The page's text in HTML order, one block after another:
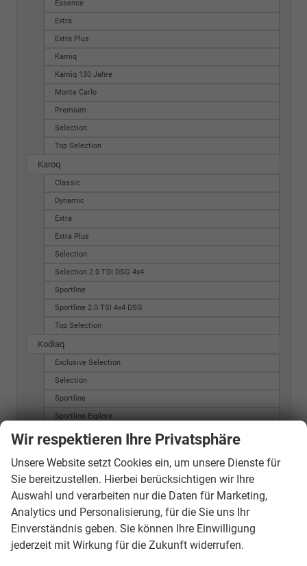
Essence
Extra
Extra Plus
Kamiq
Kamiq 130 Jahre
Monte Carlo
Premium
Selection
Top Selection
Karoq
Classic
Dynamic
Extra
Extra Plus
Selection
Selection 2.0 TDI DSG 4x4
Sportline
Sportline 2.0 TSI 4x4 DSG
Top Selection
Kodiaq
Exclusive Selection
Selection
Sportline
Sportline Explore
Octavia Combi
AMBITION G-TEC
Active
Active Combi
Wir respektieren Ihre Privatsphäre
Unsere Website setzt Cookies ein, um unsere Dienste für
Sie bereitzustellen. Hierbei berücksichtigen wir Ihre
Auswahl und verarbeiten nur die Daten für Marketing,
Analytics und Personalisierung, für die Sie uns Ihr
Einverständnis geben. Sie können Ihre Einwilligung
jederzeit mit Wirkung für die Zukunft widerrufen.